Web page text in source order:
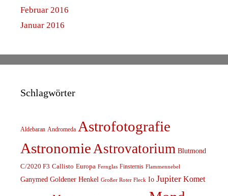
Februar 2016
Januar 2016
Schlagwörter
Aldebaran Andromeda Astrofotografie
Astronomie Astrovatorium Blutmond
C/2020 F3 Callisto Europa Fernglas Finsternis Flammennebel
Ganymed Goldener Henkel Großer Roter Fleck Io Jupiter Komet